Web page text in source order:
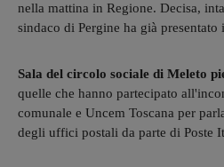
nella mattina in Regione. Decisa,
sindaco di Pergine ha già presentato
Sala del circolo sociale di Meleto
quelle che hanno partecipato
comunale e Uncem Toscana per
degli uffici postali da parte di Poste